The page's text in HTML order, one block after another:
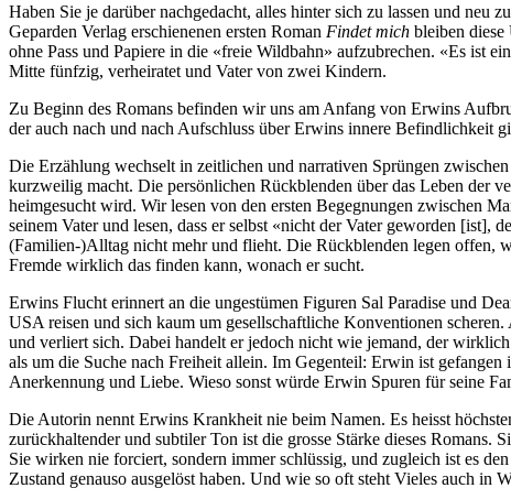
Haben Sie je darüber nachgedacht, alles hinter sich zu lassen und
Geparden Verlag erschienenen ersten Roman Findet mich bleiben diese
ohne Pass und Papiere in die «freie Wildbahn» aufzubrechen. «Es ist
Mitte fünfzig, verheiratet und Vater von zwei Kindern.
Zu Beginn des Romans befinden wir uns am Anfang von Erwins
der auch nach und nach Aufschluss über Erwins innere Befindlichkeit
Die Erzählung wechselt in zeitlichen und narrativen Sprüngen
kurzweilig macht. Die persönlichen Rückblenden über das Leben der
heimgesucht wird. Wir lesen von den ersten Begegnungen zwischen
seinem Vater und lesen, dass er selbst «nicht der Vater geworden [ist],
(Familien-)Alltag nicht mehr und flieht. Die Rückblenden legen offen,
Fremde wirklich das finden kann, wonach er sucht.
Erwins Flucht erinnert an die ungestümen Figuren Sal Paradise und
USA reisen und sich kaum um gesellschaftliche Konventionen
und verliert sich. Dabei handelt er jedoch nicht wie jemand, der
als um die Suche nach Freiheit allein. Im Gegenteil: Erwin ist
Anerkennung und Liebe. Wieso sonst würde Erwin Spuren für seine
Die Autorin nennt Erwins Krankheit nie beim Namen. Es heisst
zurückhaltender und subtiler Ton ist die grosse Stärke dieses
Sie wirken nie forciert, sondern immer schlüssig, und zugleich ist es
Zustand genauso ausgelöst haben. Und wie so oft steht Vieles auch in